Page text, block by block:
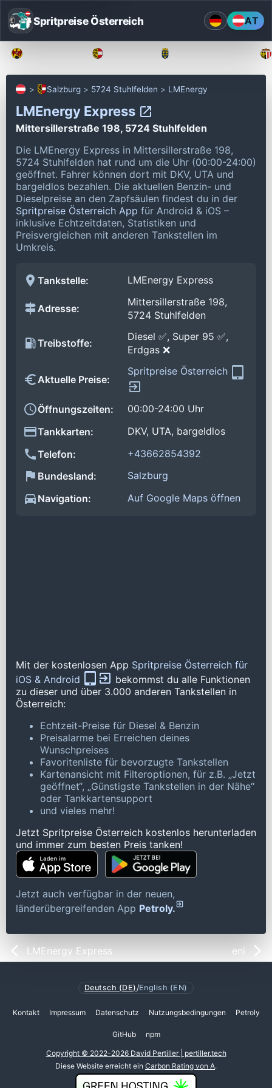
Spritpreise Österreich AT
Salzburg 5724 Stuhlfelden LMEnergy
LMEnergy Express
Mittersillerstraße 198, 5724 Stuhlfelden
Die LMEnergy Express in Mittersillerstraße 198,
5724 Stuhlfelden hat rund um die Uhr (00:00-24:00)
geöffnet. Fahrer können dort mit DKV, UTA und
bargeldlos bezahlen. Die aktuellen Benzin- und
Dieselpreise an den Zapfsäulen findest du in der
Spritpreise Österreich App für Android & iOS –
inklusive Echtzeitdaten, Statistiken und
Preisvergleichen mit anderen Tankstellen im
Umkreis.
Tankstelle: LMEnergy Express
Adresse:
Mittersillerstraße 198,
5724 Stuhlfelden
Treibstoffe:
Diesel ✅, Super 95 ✅,
Erdgas ❌
Aktuelle Preise:
Spritpreise Österreich
Öffnungszeiten:
00:00-24:00 Uhr
Tankkarten:
DKV, UTA, bargeldlos
Telefon:
+43662854392
Bundesland:
Salzburg
Navigation:
Auf Google Maps öffnen
Mit der kostenlosen App Spritpreise Österreich für
iOS & Android
bekommst du alle Funktionen
zu dieser und über 3.000 anderen Tankstellen in
Österreich:
Echtzeit-Preise für Diesel & Benzin
Preisalarme bei Erreichen deines
Wunschpreises
Favoritenliste für bevorzugte Tankstellen
Kartenansicht mit Filteroptionen, für z.B. „Jetzt
geöffnet“, „Günstigste Tankstellen in der Nähe“
oder Tankkartensupport
und vieles mehr!
Jetzt Spritpreise Österreich kostenlos herunterladen
und immer zum besten Preis tanken!
Jetzt auch verfügbar in der neuen,
länderübergreifenden App Petroly.
LMEnergy Express eni
Deutsch (DE)/English (EN)
Kontakt Impressum Datenschutz Nutzungsbedingungen Petroly
GitHub npm
Copyright © 2022-2026 David Pertiller | pertiller.tech
Diese Website erreicht ein Carbon Rating von A.